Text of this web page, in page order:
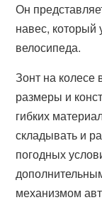
Он
навес, который
велосипеда.
Зонт на колесе
размеры и
гибких
складывать и
погодных
механизмом